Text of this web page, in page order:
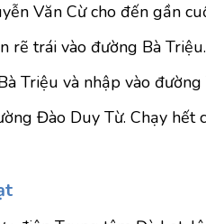
Văn Cừ cho đến gần
rẽ trái vào đường Bà Triệu.
Triệu và nhập vào
Đào Duy Từ. Chạy hết